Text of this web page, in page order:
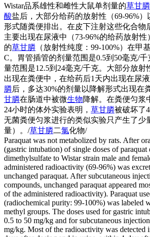
Wistar品系雄性和雌性大鼠单剂量的草甘膦
酸盐后，大部分给药的放射性（69-96%）
形式随粪便排出。在皮下注射这些化合物
主要出现在尿液中（73-96%的给药放射性
的草甘膦 （放射性纯度：99-100%）在甲
C。胃管插管的剂量范围是0.5到50毫克/千
量范围是12.5到24毫克/千克。大部分放射
出现在粪便中，在给药后1天内出现在尿
膦后，多达30%的剂量以降解形式出现在
甘膦在肠道中被微生物降解。在粪便匀浆
24小时的体外实验表明， 草甘膦被破坏了
无菌粪便匀浆进行的类似实验只产生了少
量）。/草甘膦二氯化物/
Paraquat was not metabolized by rats. After
(gastric intubation) of single doses of
dimethylsulfate to Wistar strain male and
administered radioactivity (69-96%) was
unchanged paraquat. After subcutaneous
compounds, unchanged paraquat appeared
of the administered radioactivity). Paraquat
(radiochemical purity: 99-100%) was labeled
methyl groups. The doses used for gastric
0.5 to 50 mg/kg and for subcutaneous
mg/kg. Most of the radioactivity was detected